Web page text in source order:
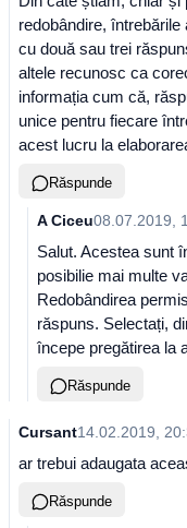
redobândire,
cu două sau trei
altele recunosc ca
informația cum că,
unice pentru fiecare
acest lucru la
Răspunde
A Ciceu08.07.2019,
Salut. Acestea sunt
posibilie mai multe
Redobândirea
răspuns. Selectați,
începe pregătirea la
Răspunde
Cursant14.02.2019,
ar trebui adaugata
Răspunde